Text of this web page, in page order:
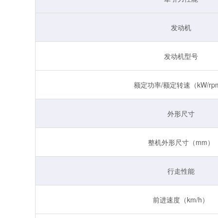
发动机
发动机型号
额定功率/额定转速（kW/
外形尺寸
整机外形尺寸（mm）
行走性能
前进速度（km/h）